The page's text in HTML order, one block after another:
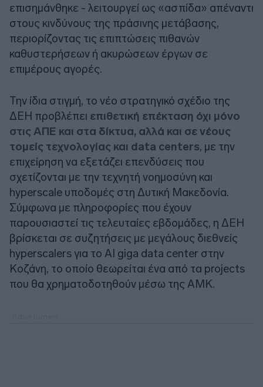
επισημάνθηκε - λειτουργεί ως «ασπίδα» απέναντι
στους κινδύνους της πράσινης μετάβασης,
περιορίζοντας τις επιπτώσεις πιθανών
καθυστερήσεων ή ακυρώσεων έργων σε
επιμέρους αγορές.
Την ίδια στιγμή, το νέο στρατηγικό σχέδιο της
ΔΕΗ προβλέπει επιθετική επέκταση όχι μόνο
στις ΑΠΕ και στα δίκτυα, αλλά και σε νέους
τομείς τεχνολογίας και data centers, με την
επιχείρηση να εξετάζει επενδύσεις που
σχετίζονται με την τεχνητή νοημοσύνη και
hyperscale υποδομές στη Δυτική Μακεδονία.
Σύμφωνα με πληροφορίες που έχουν
παρουσιαστεί τις τελευταίες εβδομάδες, η ΔΕΗ
βρίσκεται σε συζητήσεις με μεγάλους διεθνείς
hyperscalers για το AI giga data center στην
Κοζάνη, το οποίο θεωρείται ένα από τα projects
που θα χρηματοδοτηθούν μέσω της ΑΜΚ.